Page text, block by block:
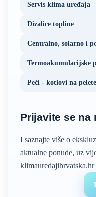
Servis klima uređaja
Dizalice topline
Centralno, solarno i
Termoakumulacijske
Peći - kotlovi na
Prijavite se na
I saznajte više o
aktualne ponude, uz
klimauredajihrvatska.hr